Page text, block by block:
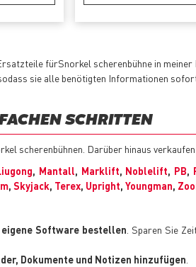
fürSnorkel scherenbühne in meiner
sodass sie alle benötigten Informationen
SCHRITTEN
scherenbühnen. Darüber hinaus
, Mantall, Marklift, Noblelift, PB,
, Skyjack, Terex, Upright, Youngman,
Software bestellen . Sparen Sie
Dokumente und Notizen hinzufügen